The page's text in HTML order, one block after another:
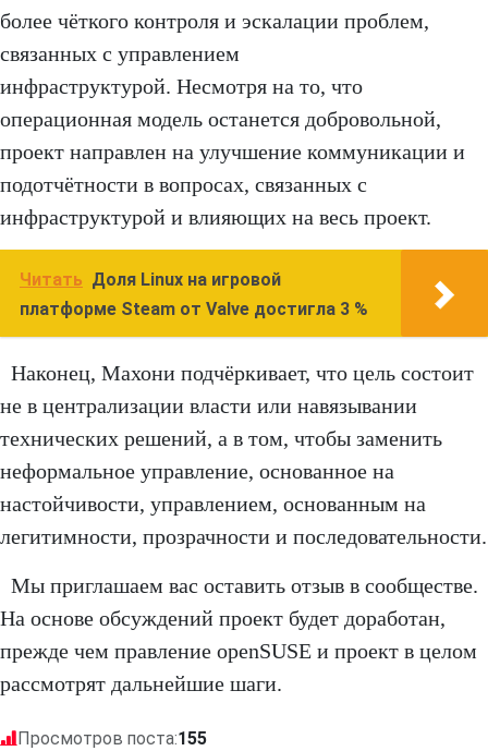
более чёткого контроля и эскалации проблем,
связанных с управлением
инфраструктурой. Несмотря на то, что
операционная модель останется добровольной,
проект направлен на улучшение коммуникации и
подотчётности в вопросах, связанных с
инфраструктурой и влияющих на весь проект.
Читать Доля Linux на игровой
платформе Steam от Valve достигла 3 %
Наконец, Махони подчёркивает, что цель состоит
не в централизации власти или навязывании
технических решений, а в том, чтобы заменить
неформальное управление, основанное на
настойчивости, управлением, основанным на
легитимности, прозрачности и последовательности.
Мы приглашаем вас оставить отзыв в сообществе.
На основе обсуждений проект будет доработан,
прежде чем правление openSUSE и проект в целом
рассмотрят дальнейшие шаги.
Просмотров поста:155